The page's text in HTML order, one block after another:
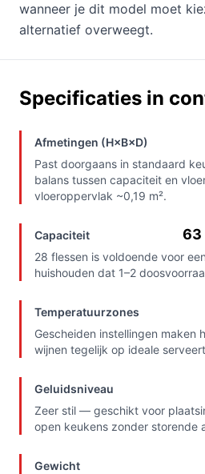
wanneer je dit model moet
alternatief overweegt.
Specificaties in
Afmetingen (H×B×D)
Past doorgaans in standaard
balans tussen capaciteit en
vloeroppervlak ~0,19 m².
Capaciteit 63
28 flessen is voldoende voor
huishouden dat 1–2
Temperatuurzones
Gescheiden instellingen maken
wijnen tegelijk op ideale
Geluidsniveau
Zeer stil — geschikt voor
open keukens zonder storende
Gewicht